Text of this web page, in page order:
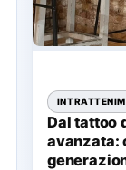
Dal tattoo
avanzata: